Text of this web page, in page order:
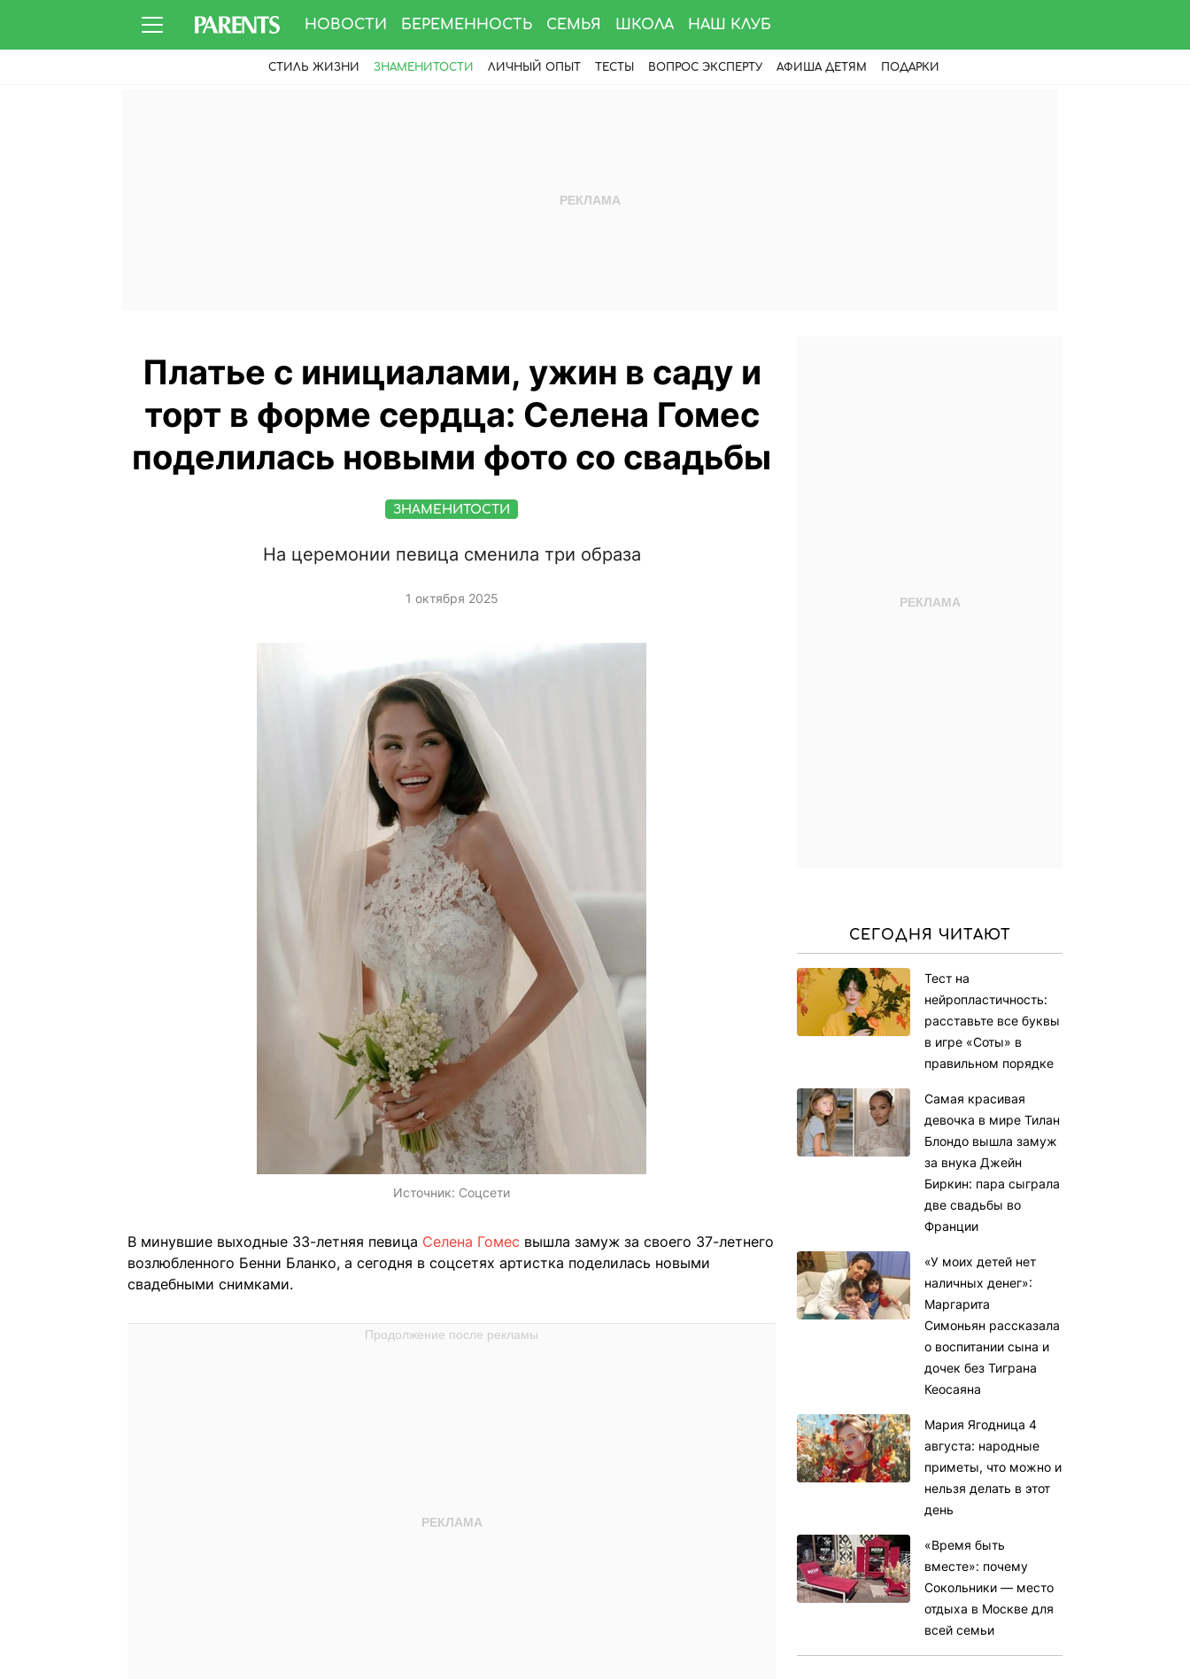
НОВОСТИ БЕРЕМЕННОСТЬ СЕМЬЯ ШКОЛА НАШ КЛУБ
СТИЛЬ ЖИЗНИ ЗНАМЕНИТОСТИ ЛИЧНЫЙ ОПЫТ ТЕСТЫ ВОПРОС ЭКСПЕРТУ АФИША ДЕТЯМ ПОДАРКИ
Платье с инициалами, ужин в саду и
торт в форме сердца: Селена Гомес
поделилась новыми фото со свадьбы
ЗНАМЕНИТОСТИ
На церемонии певица сменила три образа
1 октября 2025
Источник: Соцсети
В минувшие выходные 33-летняя певица Селена Гомес вышла замуж за своего 37-летнего
возлюбленного Бенни Бланко, а сегодня в соцсетях артистка поделилась новыми
свадебными снимками.
СЕГОДНЯ ЧИТАЮТ
Тест на
нейропластичность:
расставьте все буквы
в игре «Соты» в
правильном порядке
Самая красивая
девочка в мире Тилан
Блондо вышла замуж
за внука Джейн
Биркин: пара сыграла
две свадьбы во
Франции
«У моих детей нет
наличных денег»:
Маргарита
Симоньян рассказала
о воспитании сына и
дочек без Тиграна
Кеосаяна
Мария Ягодница 4
августа: народные
приметы, что можно и
нельзя делать в этот
день
«Время быть
вместе»: почему
Сокольники — место
отдыха в Москве для
всей семьи